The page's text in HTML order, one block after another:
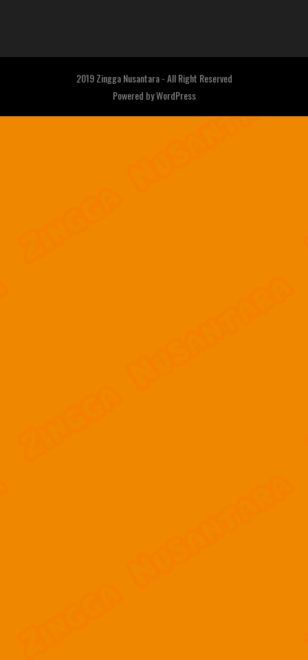
2019 Zingga Nusantara - All Right Reserved
Powered byWordPress